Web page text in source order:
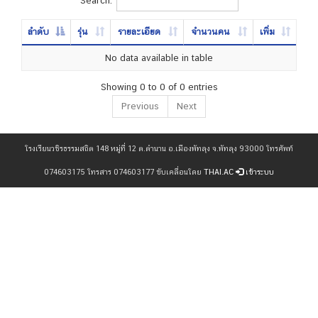
ลำดับ รุ่น รายละเอียด จำนวนคน เพิ่ม
No data available in table
Showing 0 to 0 of 0 entries
Previous
Next
โรงเรียนวชิรธรรมสถิต 148 หมู่ที่ 12 ต.ตำนาน อ.เมืองพัทลุง จ.พัทลุง 93000 โทรศัพท์
074603175 โทรสาร 074603177 ขับเคลื่อนโดย THAI.AC เข้าระบบ